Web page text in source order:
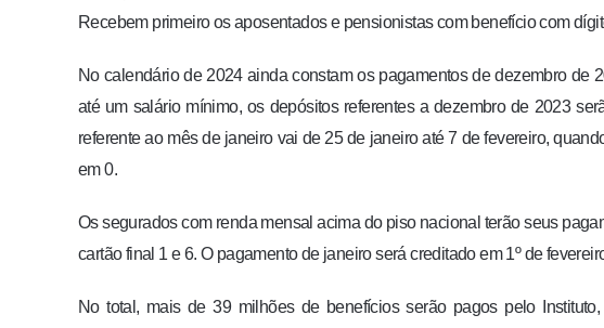
Recebem primeiro os aposentados e pensionistas com benefício com
No calendário de 2024 ainda constam os pagamentos de dezembro de
até um salário mínimo, os depósitos referentes a dezembro de 2023
referente ao mês de janeiro vai de 25 de janeiro até 7 de fevereiro,
em 0.
Os segurados com renda mensal acima do piso nacional terão seus
cartão final 1 e 6. O pagamento de janeiro será creditado em 1º de
No total, mais de 39 milhões de benefícios serão pagos pelo